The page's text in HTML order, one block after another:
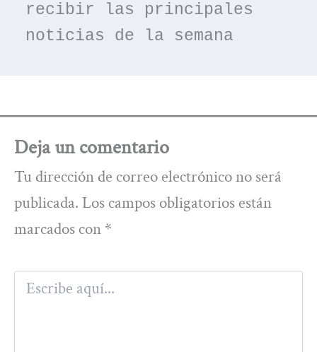
recibir las principales
noticias de la semana
Deja un comentario
Tu dirección de correo electrónico no será
publicada. Los campos obligatorios están
marcados con *
Escribe
aquí...